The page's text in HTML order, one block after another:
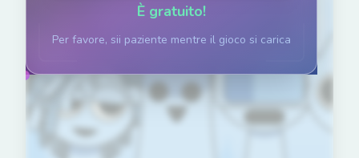
È gratuito!
Per favore, sii paziente mentre il gioco si carica